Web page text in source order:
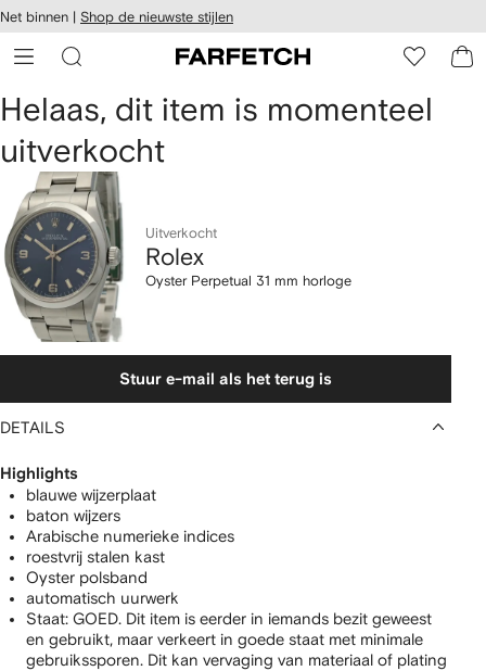
over en
naar de
Net binnen | Shop de nieuwste stijlen
Rolex
Oyster
Perpetual
31
mm
horloge
Helaas, dit item is momenteel
uitverkocht
Uitverkocht
Rolex
Oyster Perpetual 31 mm horloge
Stuur e-mail als het terug is
DETAILS
Highlights
blauwe wijzerplaat
baton wijzers
Arabische numerieke indices
roestvrij stalen kast
Oyster polsband
automatisch uurwerk
Staat: GOED. Dit item is eerder in iemands bezit geweest
en gebruikt, maar verkeert in goede staat met minimale
gebruikssporen. Dit kan vervaging van materiaal of plating